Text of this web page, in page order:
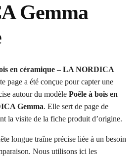
Gemma
en céramique – LA NORDICA
page a été conçue pour capter une
autour du modèle Poêle à bois en
Gemma. Elle sert de page de
la visite de la fiche produit d’origine.
longue traîne précise liée à un besoin
Nous utilisons ici les